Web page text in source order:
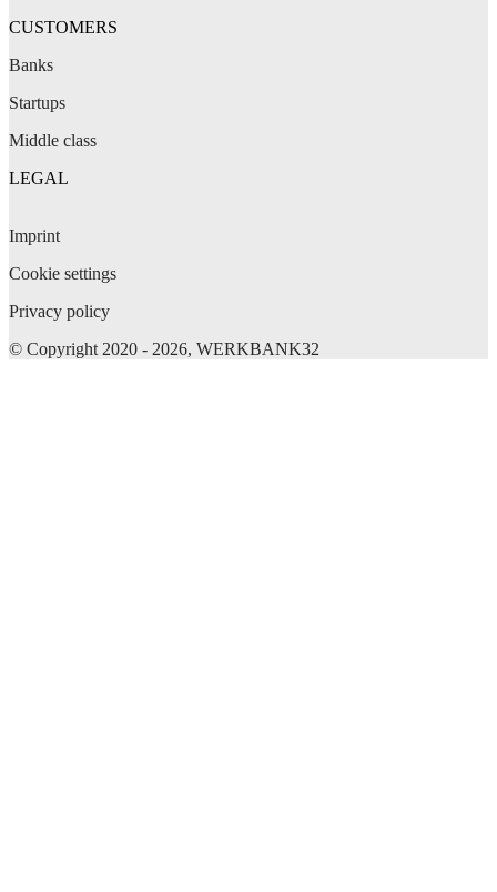
CUSTOMERS
Banks
Startups
Middle class
LEGAL
Imprint
Cookie settings
Privacy policy
© Copyright 2020 - 2026, WERKBANK32